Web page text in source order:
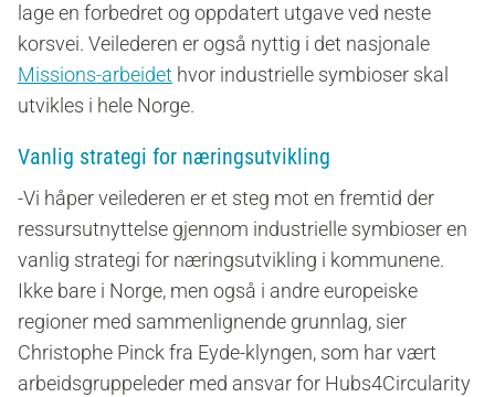
lage en forbedret og oppdatert utgave ved neste
korsvei. Veilederen er også nyttig i det nasjonale
Missions-arbeidet hvor industrielle symbioser skal
utvikles i hele Norge.
Vanlig strategi for næringsutvikling
-Vi håper veilederen er et steg mot en fremtid der
ressursutnyttelse gjennom industrielle symbioser en
vanlig strategi for næringsutvikling i kommunene.
Ikke bare i Norge, men også i andre europeiske
regioner med sammenlignende grunnlag, sier
Christophe Pinck fra Eyde-klyngen, som har vært
arbeidsgruppeleder med ansvar for Hubs4Circularity